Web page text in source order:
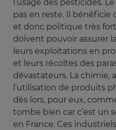
l’usage des pesticides.
pas en reste. Il bénéficie
et donc politique très
doivent pouvoir assurer
leurs exploitations en
et leurs récoltes des
dévastateurs. La chimie,
l’utilisation de produits
dès lors, pour eux,
tombe bien car c’est un
en France. Ces